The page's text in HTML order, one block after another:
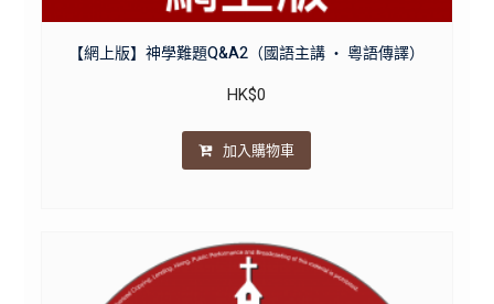
【網上版】神學難題Q&A2（國語主講 ・ 粵語傳譯）
HK$0
加入購物車